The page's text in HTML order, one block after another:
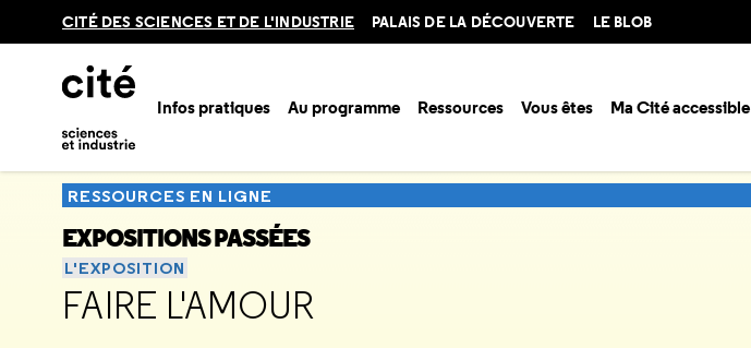
CITÉ DES SCIENCES ET DE L'INDUSTRIE PALAIS DE LA DÉCOUVERTE LE BLOB
Infos pratiques Au programme Ressources Vous êtes Ma Cité accessible
Accueil Ressources
RESSOURCES EN LIGNE
EXPOSITIONS PASSÉES
L'EXPOSITION
FAIRE L'AMOUR